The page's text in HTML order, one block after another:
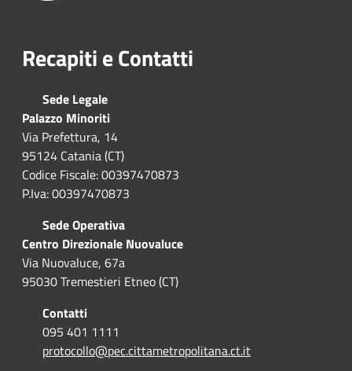
Recapiti e Contatti
Sede Legale
Palazzo Minoriti
Via Prefettura, 14
95124 Catania (CT)
Codice Fiscale: 00397470873
P.Iva: 00397470873
Sede Operativa
Centro Direzionale Nuovaluce
Via Nuovaluce, 67a
95030 Tremestieri Etneo (CT)
Contatti
095 401 1111
protocollo@pec.cittametropolitana.ct.it